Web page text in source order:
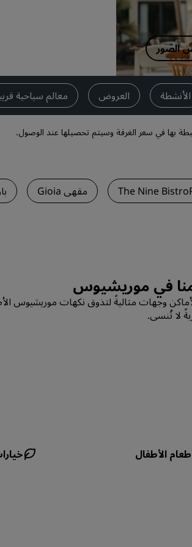
تفضل
المزايا
الصور
الأنشطة العروض معالم سياحية
بها في سعر الغرفة وسيتم تحصيلها عند الوصول.
مقهى Gioia بار Cyan
في موريشيوس
وجهات مثاليةً لتذوق نكهات موريشيوس
لا تُنسى.
الأطفال